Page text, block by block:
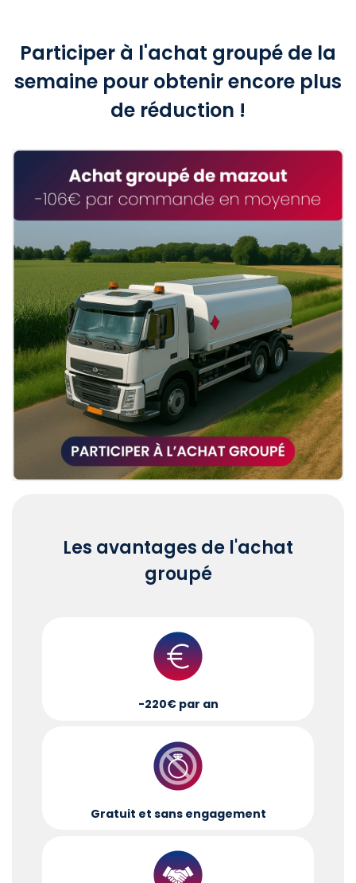
Participer à l'achat groupé de la
semaine pour obtenir encore plus
de réduction !
Les avantages de l'achat
groupé
-220€ par an
Gratuit et sans engagement